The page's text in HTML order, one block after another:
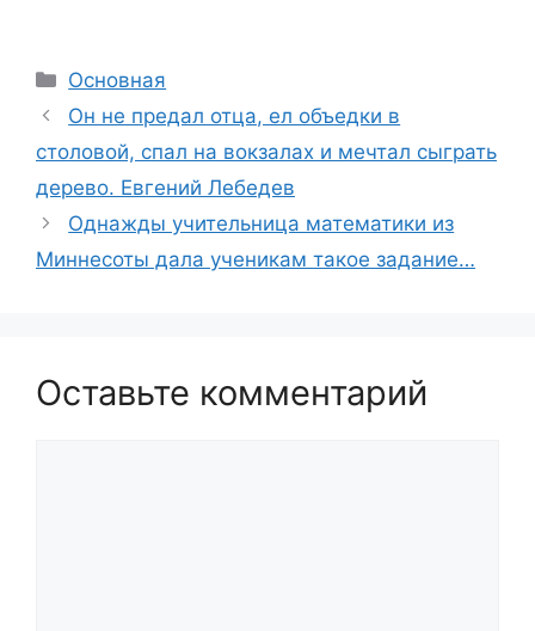
Рубрики
Основная
Он не предал отца, ел объедки в
столовой, спал на вокзалах и мечтал сыграть
дерево. Евгений Лебедев
Однажды учительница математики из
Миннесоты дала ученикам такое задание…
Оставьте комментарий